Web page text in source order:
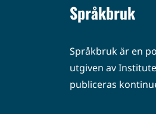
Språkbruk
Språkbruk är en
utgiven av
publiceras